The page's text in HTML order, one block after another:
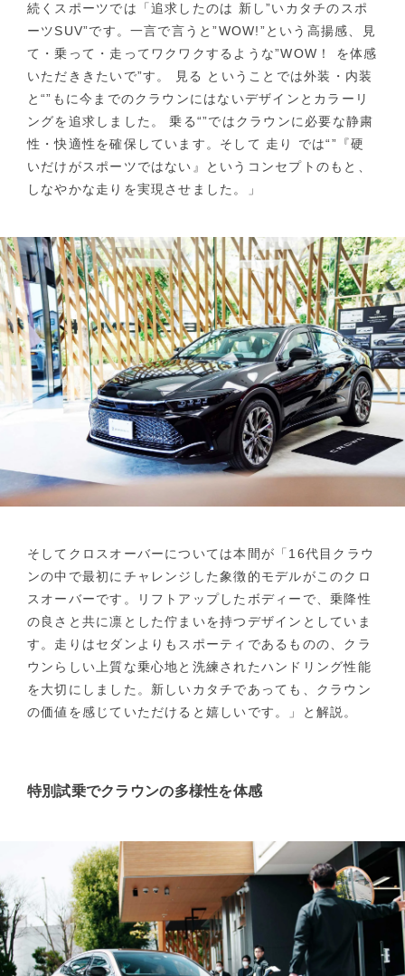
続くスポーツでは「追求したのは 新し”いカタチのスポ
ーツSUV”です。一言で言うと”WOW!”という高揚感、見
て・乗って・走ってワクワクするような”WOW！ を体感
いただききたいで”す。 見る ということでは外装・内装
と“”もに今までのクラウンにはないデザインとカラーリ
ングを追求しました。 乗る“”ではクラウンに必要な静粛
性・快適性を確保しています。そして 走り では“”『硬
いだけがスポーツではない』というコンセプトのもと、
しなやかな走りを実現させました。」
そしてクロスオーバーについては本間が「16代目クラウ
ンの中で最初にチャレンジした象徴的モデルがこのクロ
スオーバーです。リフトアップしたボディーで、乗降性
の良さと共に凛とした佇まいを持つデザインとしていま
す。走りはセダンよりもスポーティであるものの、クラ
ウンらしい上質な乗心地と洗練されたハンドリング性能
を大切にしました。新しいカタチであっても、クラウン
の価値を感じていただけると嬉しいです。」と解説。
特別試乗でクラウンの多様性を体感